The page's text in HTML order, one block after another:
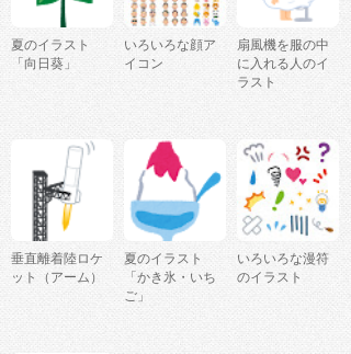
夏のイラスト
「向日葵」
いろいろな顔ア
イコン
扇風機を服の中
に入れる人のイ
ラスト
垂直離着陸ロケ
ット（アーム）
夏のイラスト
「かき氷・いち
ご」
いろいろな漫符
のイラスト